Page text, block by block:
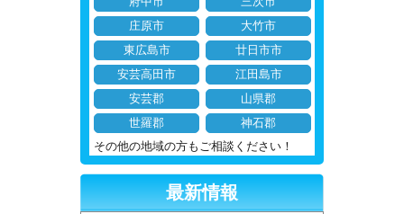
庄原市
大竹市
東広島市
廿日市市
安芸高田市
江田島市
安芸郡
山県郡
世羅郡
神石郡
その他の地域の方もご相談ください！
最新情報